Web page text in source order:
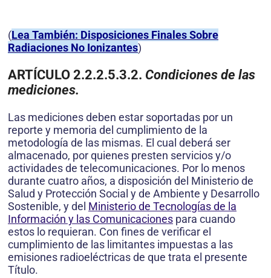
(Lea También: Disposiciones Finales Sobre
Radiaciones No Ionizantes)
ARTÍCULO 2.2.2.5.3.2. Condiciones de las
mediciones.
Las mediciones deben estar soportadas por un
reporte y memoria del cumplimiento de la
metodología de las mismas. El cual deberá ser
almacenado, por quienes presten servicios y/o
actividades de telecomunicaciones. Por lo menos
durante cuatro años, a disposición del Ministerio de
Salud y Protección Social y de Ambiente y Desarrollo
Sostenible, y del Ministerio de Tecnologías de la
Información y las Comunicaciones para cuando
estos lo requieran. Con fines de verificar el
cumplimiento de las limitantes impuestas a las
emisiones radioeléctricas de que trata el presente
Título.